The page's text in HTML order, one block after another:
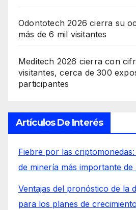
Odontotech 2026 cierra su
más de 6 mil visitantes
Meditech 2026 cierra con
visitantes, cerca de 300
participantes
Artículos De Interés
Fiebre por las
de minería más importante de
Ventajas del pronóstico de la
para los planes de